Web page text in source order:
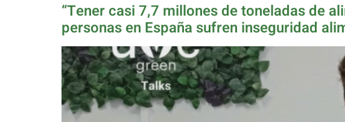
“Tener casi 7,7 millones de toneladas de
personas en España sufren inseguridad